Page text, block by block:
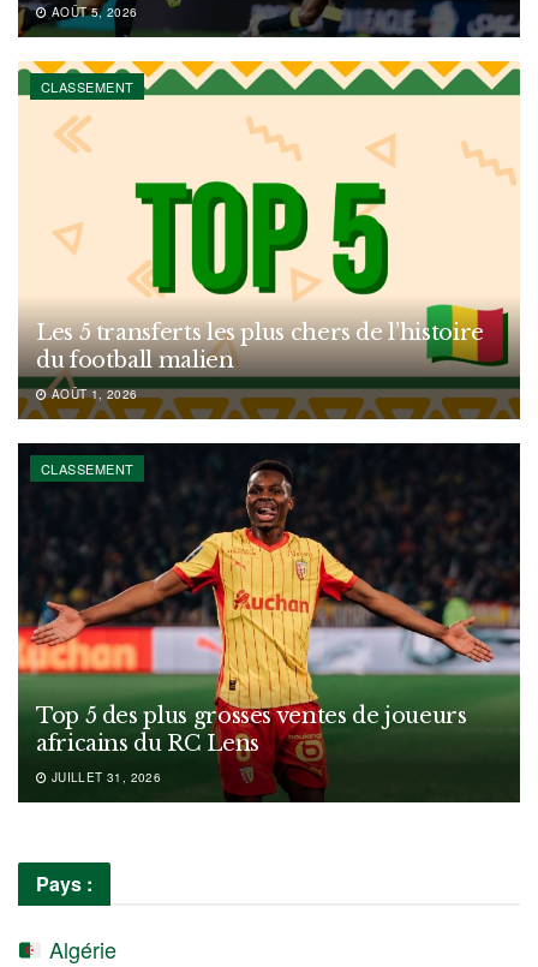
AOÛT 5, 2026
CLASSEMENT
Les 5 transferts les plus chers de l’histoire
du football malien
AOÛT 1, 2026
CLASSEMENT
Top 5 des plus grosses ventes de joueurs
africains du RC Lens
JUILLET 31, 2026
Pays :
Algérie